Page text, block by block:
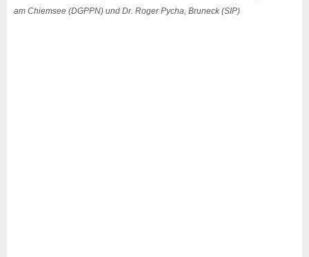
am Chiemsee (DGPPN) und Dr. Roger Pycha, Bruneck (SIP)